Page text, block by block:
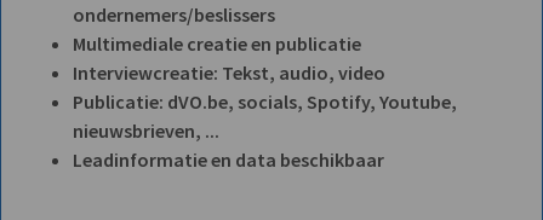
ondernemers/beslissers
Multimediale creatie en publicatie
Interviewcreatie: Tekst, audio, video
Publicatie: dVO.be, socials, Spotify, Youtube,
nieuwsbrieven, ...
Leadinformatie en data beschikbaar